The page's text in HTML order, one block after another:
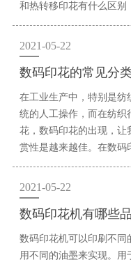
和热转移印花有什么区别
2021-05-22
数码印花的常见分
在工业生产中，特别是纺
统的人工操作，而在纺织
花，数码印花的出现，让
赏性是越来越佳。在数码
2021-05-22
数码印花机有哪些
数码印花机可以印刷不同
用不同的油墨来实现。